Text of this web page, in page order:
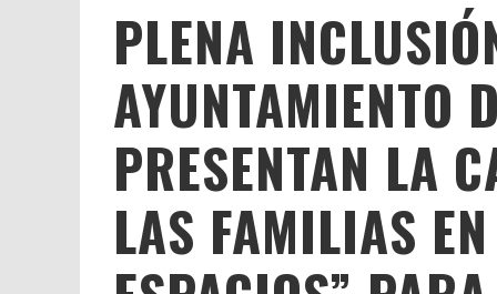
PLENA
AYUNTAMIENTO
PRESENTAN LA
LAS FAMILIAS